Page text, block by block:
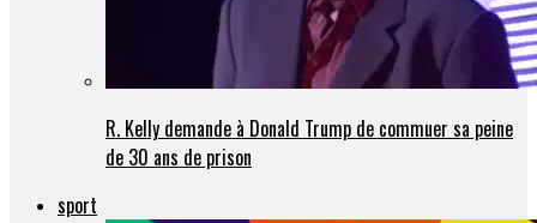
R. Kelly demande à Donald Trump de commuer sa peine
de 30 ans de prison
sport